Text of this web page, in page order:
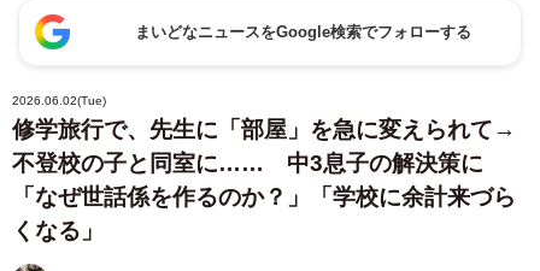
まいどなニュースをGoogle検索でフォローする
2026.06.02(Tue)
修学旅行で、先生に「部屋」を急に変えられて→
不登校の子と同室に…… 中3息子の解決策に
「なぜ世話係を作るのか？」「学校に余計来づら
くなる」